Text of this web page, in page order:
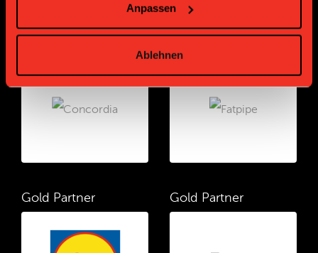
Anpassen
Ablehnen
Gold Partner Gold Partner